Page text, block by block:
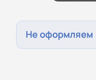
Не оформляем